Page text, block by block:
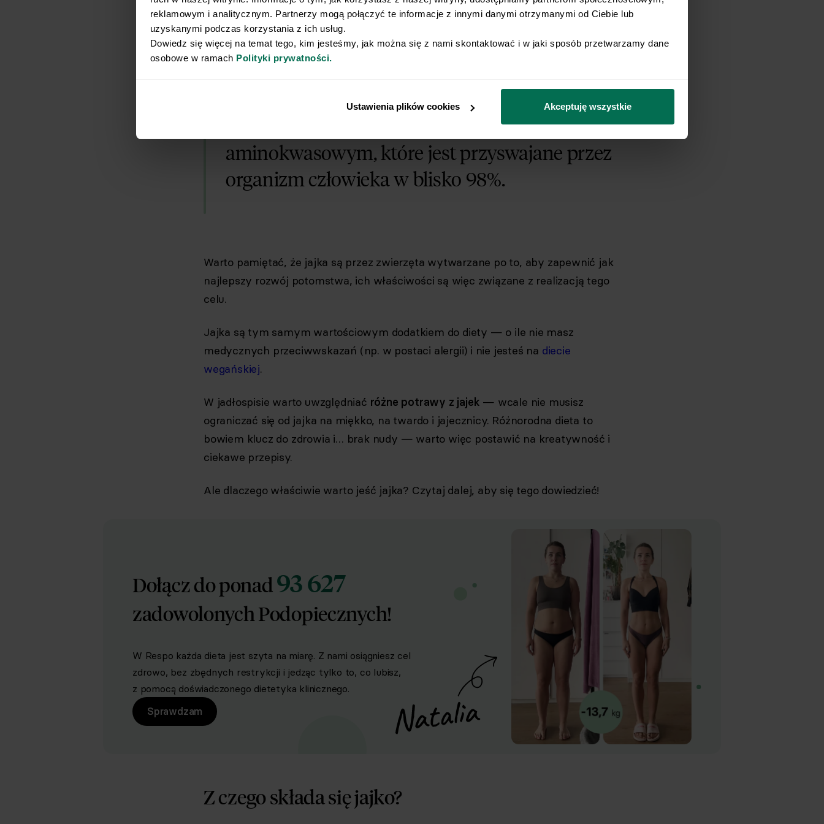
reklamowym i analitycznym. Partnerzy mogą połączyć te informacje z innymi danymi otrzymanymi od Ciebie lub
uzyskanymi podczas korzystania z ich usług.
Dowiedz się więcej na temat tego, kim jesteśmy, jak można się z nami skontaktować i w jaki sposób przetwarzamy dane
osobowe w ramach Polityki prywatności.
Ustawienia plików cookies Akceptuję wszystkie
kwasów tłuszczowych z rodziny omega 3 i omega 6).
Właściwości jajka zależą też od wysokiej jakości
białka o pełnowartościowym składzie
aminokwasowym, które jest przyswajane przez
organizm człowieka w blisko 98%.
Warto pamiętać, że jajka są przez zwierzęta wytwarzane po to, aby zapewnić jak
najlepszy rozwój potomstwa, ich właściwości są więc związane z realizacją tego
celu.
Jajka są tym samym wartościowym dodatkiem do diety — o ile nie masz
medycznych przeciwwskazań (np. w postaci alergii) i nie jesteś na diecie
wegańskiej.
W jadłospisie warto uwzględniać różne potrawy z jajek — wcale nie musisz
ograniczać się od jajka na miękko, na twardo i jajecznicy. Różnorodna dieta to
bowiem klucz do zdrowia i… brak nudy — warto więc postawić na kreatywność i
ciekawe przepisy.
Ale dlaczego właściwie warto jeść jajka? Czytaj dalej, aby się tego dowiedzieć!
Dołącz do ponad93 627
zadowolonych Podopiecznych!
W Respo każda dieta jest szyta na miarę. Z nami osiągniesz cel
zdrowo, bez zbędnych restrykcji i jedząc tylko to, co lubisz,
z pomocą doświadczonego dietetyka klinicznego.
Sprawdzam
Z czego składa się jajko?